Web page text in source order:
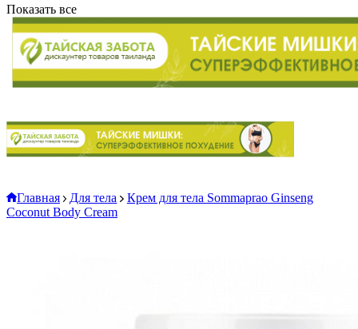
Показать все
Главная Для тела
Крем для тела Sommaprao Ginseng
Coconut Body Cream